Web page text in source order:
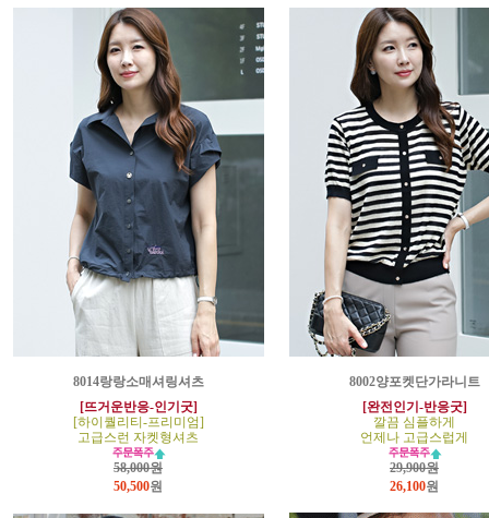
8014랑랑소매셔링셔츠
[뜨거운반응-인기굿]
[하이퀄리티-프리미엄]
고급스런 자켓형셔츠
58,000원
50,500원
8002양포켓단가라니트
[완전인기-반응굿]
깔끔 심플하게
언제나 고급스럽게
29,900원
26,100원